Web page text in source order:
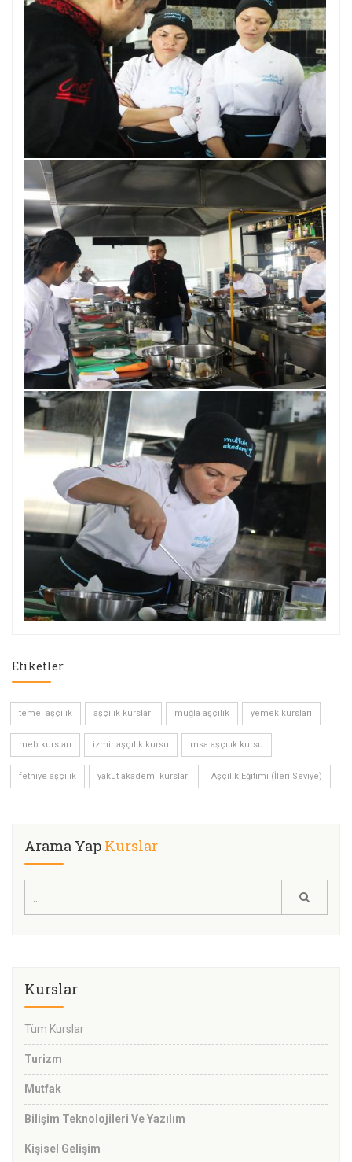
Etiketler
temel aşçılık aşçılık kursları muğla aşçılık yemek kursları
meb kursları izmir aşçılık kursu msa aşçılık kursu
fethiye aşçılık yakut akademi kursları Aşçılık Eğitimi (İleri Seviye)
Arama Yap Kurslar
Kurslar
Tüm Kurslar
Turizm
Mutfak
Bilişim Teknolojileri Ve Yazılım
Kişisel Gelişim